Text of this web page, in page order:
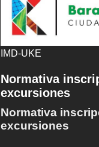
IMD-UKE
Normativa
excursiones
Normativa
excursiones